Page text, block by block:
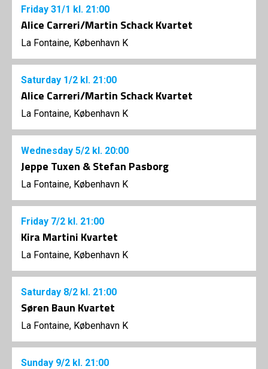
Friday 31/1 kl. 21:00
Alice Carreri/Martin Schack Kvartet
La Fontaine, København K
Saturday 1/2 kl. 21:00
Alice Carreri/Martin Schack Kvartet
La Fontaine, København K
Wednesday 5/2 kl. 20:00
Jeppe Tuxen & Stefan Pasborg
La Fontaine, København K
Friday 7/2 kl. 21:00
Kira Martini Kvartet
La Fontaine, København K
Saturday 8/2 kl. 21:00
Søren Baun Kvartet
La Fontaine, København K
Sunday 9/2 kl. 21:00